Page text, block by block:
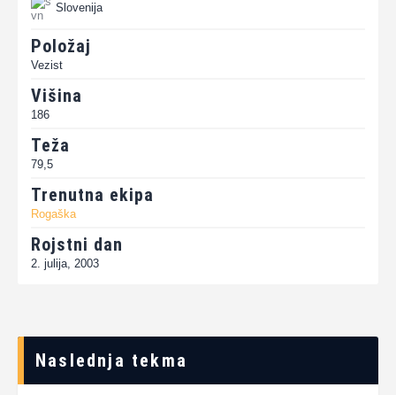
Slovenija
Položaj
Vezist
Višina
186
Teža
79,5
Trenutna ekipa
Rogaška
Rojstni dan
2. julija, 2003
Naslednja tekma